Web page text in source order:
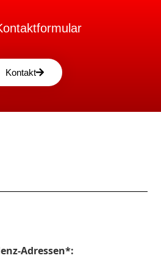
Kontakt
Adressen*: